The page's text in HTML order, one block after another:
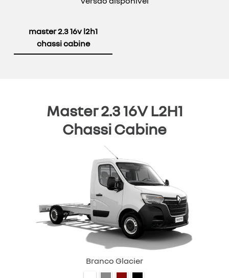
master 2.3 16v l2h1
chassi cabine
Master 2.3 16V L2H1
Chassi Cabine
Branco Glacier